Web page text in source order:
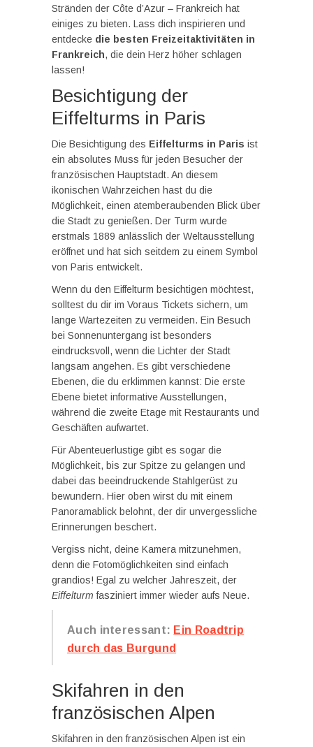
Stränden der Côte d’Azur – Frankreich hat
einiges zu bieten. Lass dich inspirieren und
entdecke die besten Freizeitaktivitäten in
Frankreich, die dein Herz höher schlagen
lassen!
Besichtigung der
Eiffelturms in Paris
Die Besichtigung des Eiffelturms in Paris ist
ein absolutes Muss für jeden Besucher der
französischen Hauptstadt. An diesem
ikonischen Wahrzeichen hast du die
Möglichkeit, einen atemberaubenden Blick über
die Stadt zu genießen. Der Turm wurde
erstmals 1889 anlässlich der Weltausstellung
eröffnet und hat sich seitdem zu einem Symbol
von Paris entwickelt.
Wenn du den Eiffelturm besichtigen möchtest,
solltest du dir im Voraus Tickets sichern, um
lange Wartezeiten zu vermeiden. Ein Besuch
bei Sonnenuntergang ist besonders
eindrucksvoll, wenn die Lichter der Stadt
langsam angehen. Es gibt verschiedene
Ebenen, die du erklimmen kannst: Die erste
Ebene bietet informative Ausstellungen,
während die zweite Etage mit Restaurants und
Geschäften aufwartet.
Für Abenteuerlustige gibt es sogar die
Möglichkeit, bis zur Spitze zu gelangen und
dabei das beeindruckende Stahlgerüst zu
bewundern. Hier oben wirst du mit einem
Panoramablick belohnt, der dir unvergessliche
Erinnerungen beschert.
Vergiss nicht, deine Kamera mitzunehmen,
denn die Fotomöglichkeiten sind einfach
grandios! Egal zu welcher Jahreszeit, der
Eiffelturm fasziniert immer wieder aufs Neue.
Auch interessant: Ein Roadtrip
durch das Burgund
Skifahren in den
französischen Alpen
Skifahren in den französischen Alpen ist ein